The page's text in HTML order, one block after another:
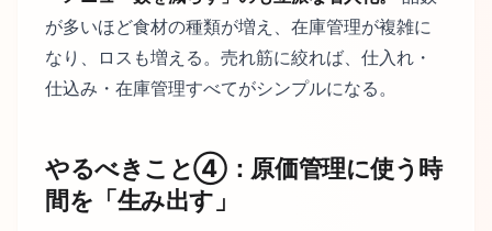
が多いほど食材の種類が増え、在庫管理が複雑に
なり、ロスも増える。売れ筋に絞れば、仕入れ・
仕込み・在庫管理すべてがシンプルになる。
やるべきこと④：原価管理に使う時
間を「生み出す」